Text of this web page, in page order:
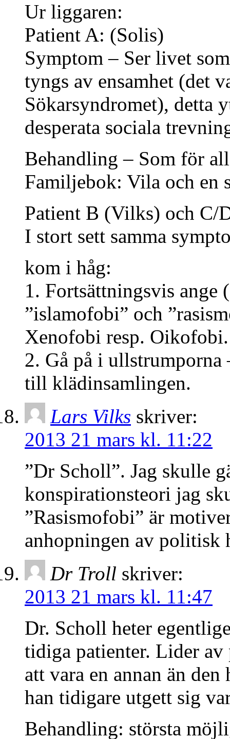
Ur liggaren:
Patient A: (Solis)
Symptom – Ser livet
tyngs av ensamhet (det
Sökarsyndromet), detta
desperata sociala
Behandling – Som för
Familjebok: Vila och en
Patient B (Vilks) och C/
I stort sett samma
kom i håg:
1. Fortsättningsvis ange
”islamofobi” och
Xenofobi resp. Oikofobi.
2. Gå på i ullstrumporna
till klädinsamlingen.
Lars Vilks skriver:
2013 21 mars kl. 11:22
”Dr Scholl”. Jag skulle
konspirationsteori jag
”Rasismofobi” är
anhopningen av politisk
Dr Troll skriver:
2013 21 mars kl. 11:47
Dr. Scholl heter
tidiga patienter. Lider
att vara en annan än
han tidigare utgett sig
Behandling: största